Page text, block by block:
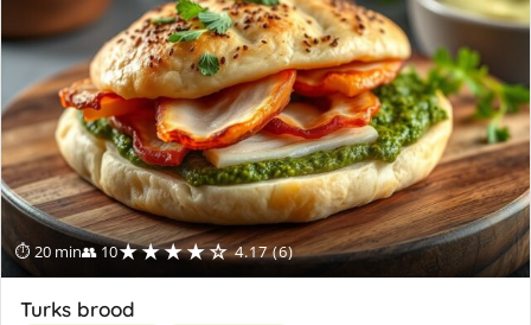
⏱ 20 min👥 10★★★★☆ 4.17 (6)
Turks brood